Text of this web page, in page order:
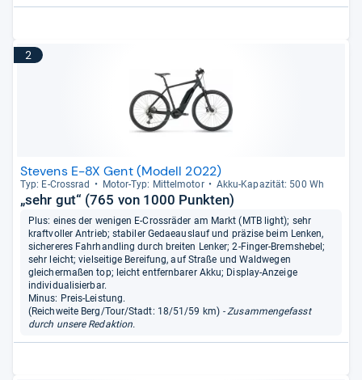
2
Stevens E-8X Gent (Modell 2022)
Typ: E-​Cross­rad Motor-​Typ: Mit­tel­mo­tor Akku-​Kapa­zi­tät: 500 Wh
„sehr gut“ (765 von 1000 Punkten)
Plus: eines der wenigen E-Crossräder am Markt (MTB light); sehr
kraftvoller Antrieb; stabiler Gedaeauslauf und präzise beim Lenken,
sichereres Fahrhandling durch breiten Lenker; 2-Finger-Bremshebel;
sehr leicht; vielseitige Bereifung, auf Straße und Waldwegen
gleichermaßen top; leicht entfernbarer Akku; Display-Anzeige
individualisierbar.
Minus: Preis-Leistung.
(Reichweite Berg/Tour/Stadt: 18/51/59 km)- Zusammengefasst
durch unsere Redaktion.